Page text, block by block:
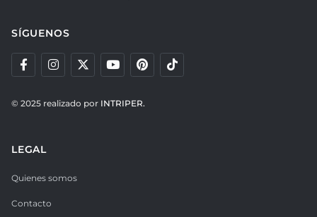
SÍGUENOS
© 2025 realizado por INTRIPER.
LEGAL
Quienes somos
Contacto